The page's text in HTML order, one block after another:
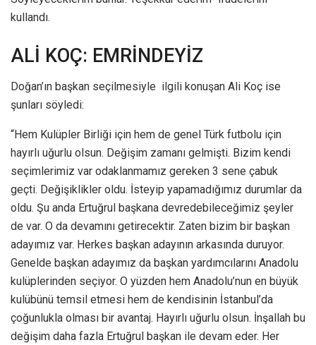
kullandı.
ALİ KOÇ: EMRİNDEYİZ
Doğan’ın başkan seçilmesiyle ilgili konuşan Ali Koç ise
şunları söyledi:
“Hem Kulüpler Birliği için hem de genel Türk futbolu için
hayırlı uğurlu olsun. Değişim zamanı gelmişti. Bizim kendi
seçimlerimiz var odaklanmamız gereken 3 sene çabuk
geçti. Değişiklikler oldu. İsteyip yapamadığımız durumlar da
oldu. Şu anda Ertuğrul başkana devredebileceğimiz şeyler
de var. O da devamını getirecektir. Zaten bizim bir başkan
adayımız var. Herkes başkan adayının arkasında duruyor.
Genelde başkan adayımız da başkan yardımcılarını Anadolu
kulüplerinden seçiyor. O yüzden hem Anadolu’nun en büyük
kulübünü temsil etmesi hem de kendisinin İstanbul’da
çoğunlukla olması bir avantaj. Hayırlı uğurlu olsun. İnşallah bu
değişim daha fazla Ertuğrul başkan ile devam eder. Her